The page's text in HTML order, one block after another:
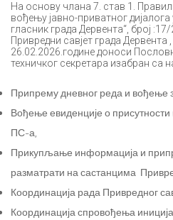
На основу члана 7. став 1.
вођењу јавно-приватног
гласник града Дервента“, број :17/
Привредни савјет града Дервента
26.02.2026.године доноси
техничког секретара изабран са
Припрему дневног реда и вођење
Вођење евиденције о
ПС-а,
Прикупљање информација и
разматрати на састанцима
Координација рада Привредног
Координација спровођења